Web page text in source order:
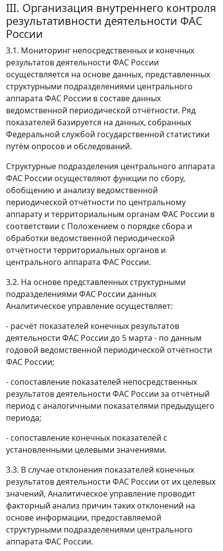
III. Организация внутреннего контроля
результативности деятельности ФАС
России
3.1. Мониторинг непосредственных и конечных
результатов деятельности ФАС России
осуществляется на основе данных, представленных
структурными подразделениями центрального
аппарата ФАС России в составе данных
ведомственной периодической отчётности. Ряд
показателей базируется на данных, собранных
Федеральной службой государственной статистики
путём опросов и обследований.
Структурные подразделения центрального аппарата
ФАС России осуществляют функции по сбору,
обобщению и анализу ведомственной
периодической отчётности по центральному
аппарату и территориальным органам ФАС России в
соответствии с Положением о порядке сбора и
обработки ведомственной периодической
отчётности территориальных органов и
центрального аппарата ФАС России.
3.2. На основе представленных структурными
подразделениями ФАС России данных
Аналитическое управление осуществляет:
- расчёт показателей конечных результатов
деятельности ФАС России до 5 марта - по данным
годовой ведомственной периодической отчётности
ФАС России;
- сопоставление показателей непосредственных
результатов деятельности ФАС России за отчётный
период с аналогичными показателями предыдущего
периода;
- сопоставление конечных показателей с
установленными целевыми значениями.
3.3. В случае отклонения показателей конечных
результатов деятельности ФАС России от их целевых
значений, Аналитическое управление проводит
факторный анализ причин таких отклонений на
основе информации, предоставляемой
структурными подразделениями центрального
аппарата ФАС России.